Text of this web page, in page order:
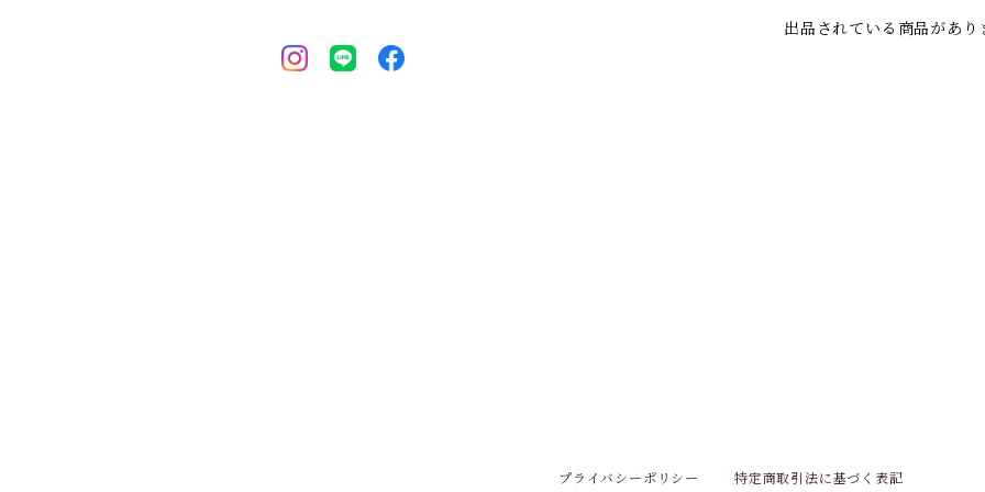
出品されている商品があり
プライバシーポリシー 特定商取引法に基づく表記